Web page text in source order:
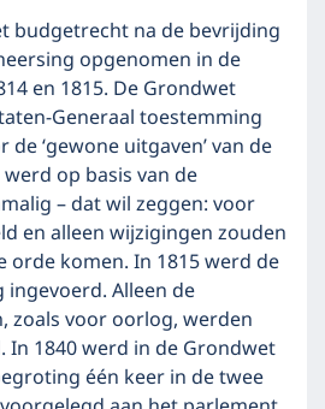
budgetrecht na de bevrijding
opgenomen in de
en 1815. De Grondwet
Generaal toestemming
‘gewone uitgaven’ van de
op basis van de
– dat wil zeggen: voor
en alleen wijzigingen zouden
orde komen. In 1815 werd de
Alleen de
zoals voor oorlog, werden
In 1840 werd in de Grondwet
één keer in de twee